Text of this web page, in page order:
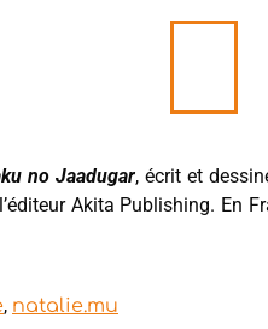
no Jaadugar, écrit et
Akita Publishing. En
, natalie.mu